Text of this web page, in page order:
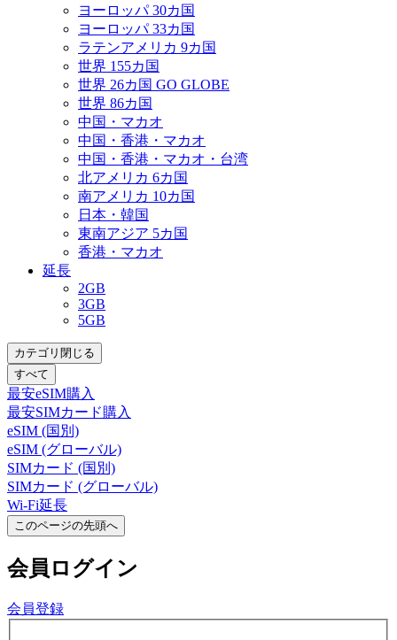
ヨーロッパ 30カ国
ヨーロッパ 33カ国
ラテンアメリカ 9カ国
世界 155カ国
世界 26カ国 GO GLOBE
世界 86カ国
中国・マカオ
中国・香港・マカオ
中国・香港・マカオ・台湾
北アメリカ 6カ国
南アメリカ 10カ国
日本・韓国
東南アジア 5カ国
香港・マカオ
延長
2GB
3GB
5GB
カテゴリ閉じる
すべて
最安eSIM購入
最安SIMカード購入
eSIM (国別)
eSIM (グローバル)
SIMカード (国別)
SIMカード (グローバル)
Wi-Fi延長
このページの先頭へ
会員 ログイン
会員登録